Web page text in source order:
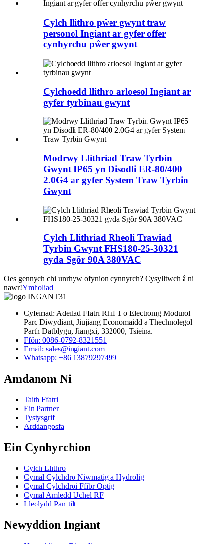
Cylch llithro pŵer gwynt traw
personol Ingiant ar gyfer offer
cynhyrchu pŵer gwynt
Cylchoedd llithro arloesol Ingiant ar
gyfer tyrbinau gwynt
Modrwy Llithriad Traw Tyrbin
Gwynt IP65 yn Disodli ER-80/400
2.0G4 ar gyfer System Traw Tyrbin
Gwynt
Cylch Llithriad Rheoli Trawiad
Tyrbin Gwynt FHS180-25-30321
gyda Sgôr 90A 380VAC
Oes gennych chi unrhyw ofynion cynnyrch? Cysylltwch â ni
nawr!Ymholiad
Cyfeiriad: Adeilad Ffatri Rhif 1 o Electronig Modurol
Parc Diwydiant, Jiujiang Economaidd a Thechnolegol
Parth Datblygu, Jiangxi, 332000, Tsieina.
Ffôn: 0086-0792-8321551
Email: sales@ingiant.com
Whatsapp: +86 13879297499
Amdanom Ni
Taith Ffatri
Ein Partner
Tystysgrif
Arddangosfa
Ein Cynhyrchion
Cylch Llithro
Cymal Cylchdro Niwmatig a Hydrolig
Cymal Cylchdroi Ffibr Optig
Cymal Amledd Uchel RF
Lleolydd Pan-tilt
Newyddion Ingiant